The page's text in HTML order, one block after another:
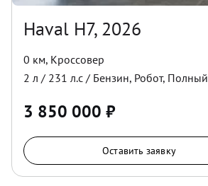
Haval H7, 2026
0 км, Кроссовер
2 л / 231 л.с / Бензин, Робот, Полный
3 850 000 ₽
Оставить заявку